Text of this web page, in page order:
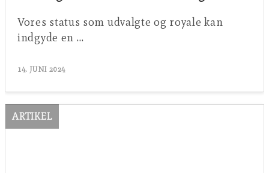
Vores status som udvalgte og royale kan
indgyde en …
14. JUNI 2024
ARTIKEL